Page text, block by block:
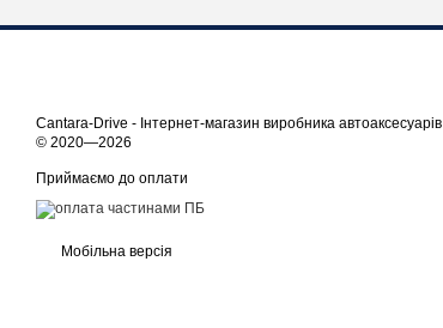
Cantara-Drive - Інтернет-магазин виробника автоаксесуарів
© 2020—2026
Приймаємо до оплати
Мобільна версія